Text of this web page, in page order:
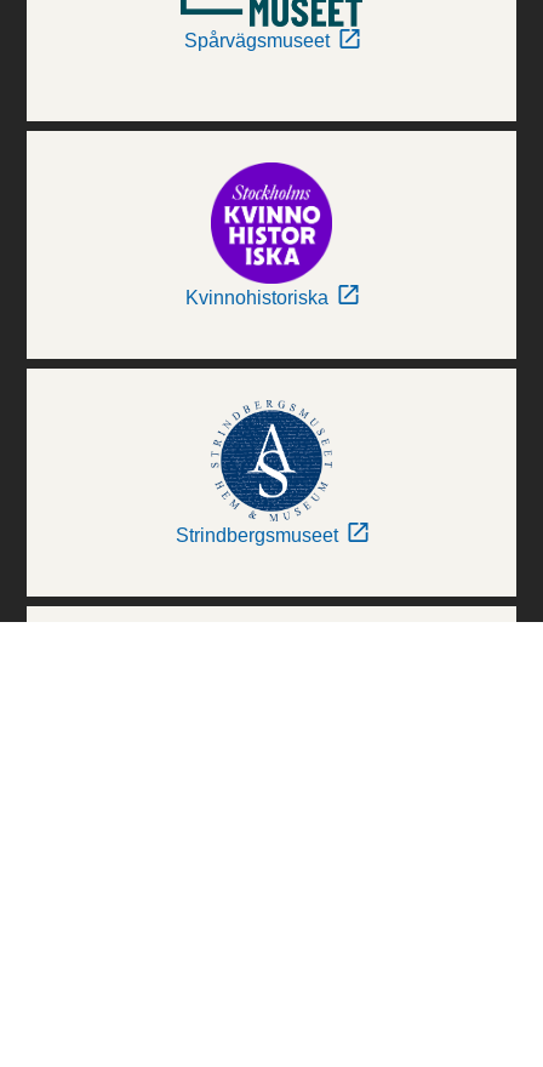
Spårvägsmuseet
Kvinnohistoriska
Strindbergsmuseet